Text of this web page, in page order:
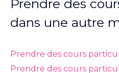
Prendre des
dans une autre
Prendre des cours
Prendre des cours